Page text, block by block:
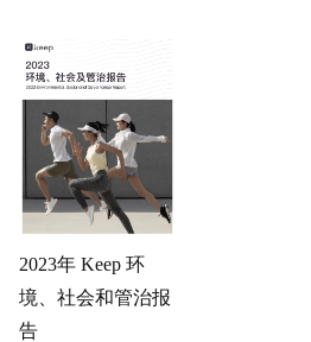
2023年 Keep 环
境、社会和管治报
告